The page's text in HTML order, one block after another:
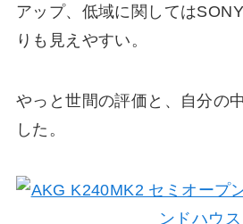
アップ、低域に関しては
りも見えやすい。
やっと世間の評価と、自分の
した。